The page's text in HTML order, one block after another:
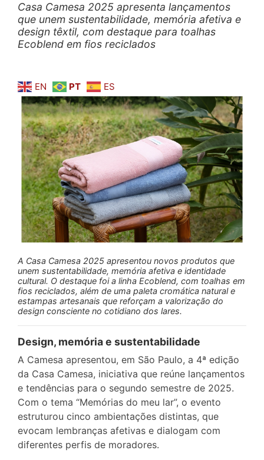
Casa Camesa 2025 apresenta lançamentos
que unem sustentabilidade, memória afetiva e
design têxtil, com destaque para toalhas
Ecoblend em fios reciclados
EN PT ES
A Casa Camesa 2025 apresentou novos produtos que
unem sustentabilidade, memória afetiva e identidade
cultural. O destaque foi a linha Ecoblend, com toalhas em
fios reciclados, além de uma paleta cromática natural e
estampas artesanais que reforçam a valorização do
design consciente no cotidiano dos lares.
Design, memória e sustentabilidade
A Camesa apresentou, em São Paulo, a 4ª edição
da Casa Camesa, iniciativa que reúne lançamentos
e tendências para o segundo semestre de 2025.
Com o tema “Memórias do meu lar”, o evento
estruturou cinco ambientações distintas, que
evocam lembranças afetivas e dialogam com
diferentes perfis de moradores.